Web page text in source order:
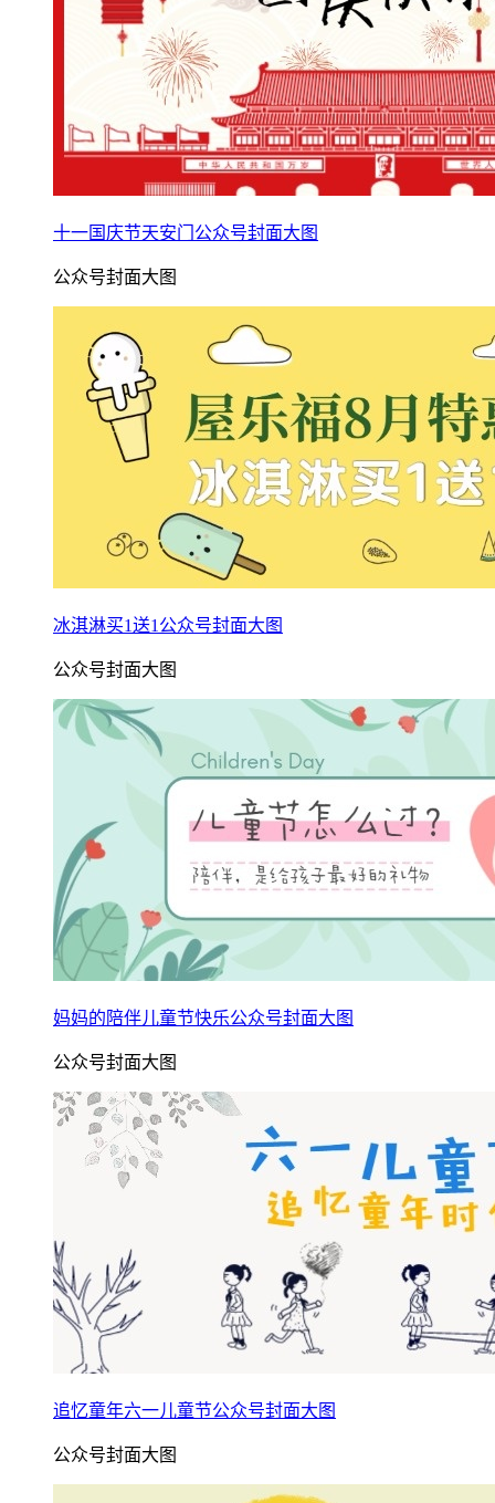
十一国庆节天安门公众号封面大图
公众号封面大图
冰淇淋买1送1公众号封面大图
公众号封面大图
妈妈的陪伴儿童节快乐公众号封面大图
公众号封面大图
追忆童年六一儿童节公众号封面大图
公众号封面大图